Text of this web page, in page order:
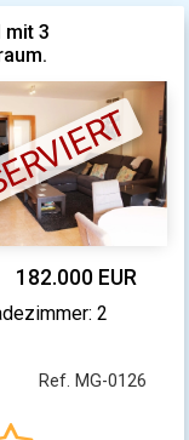
mit 3
182.000 EUR
2
Ref. MG-0126